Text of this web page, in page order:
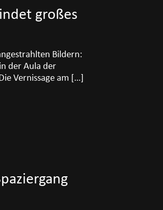
großes
Bildern:
der Aula der
Vernissage am […]